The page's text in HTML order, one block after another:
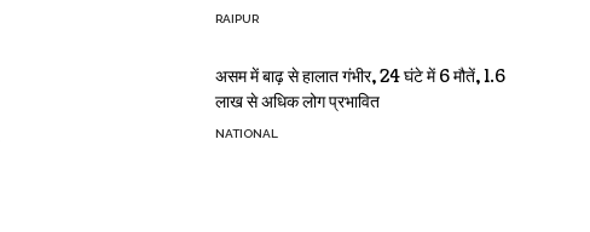
RAIPUR
असम में बाढ़ से हालात गंभीर, 24 घंटे में 6 मौतें, 1.6
लाख से अधिक लोग प्रभावित
NATIONAL